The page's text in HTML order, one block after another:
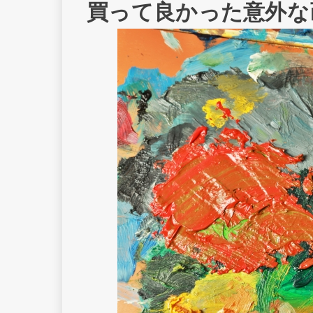
買って良かった意外